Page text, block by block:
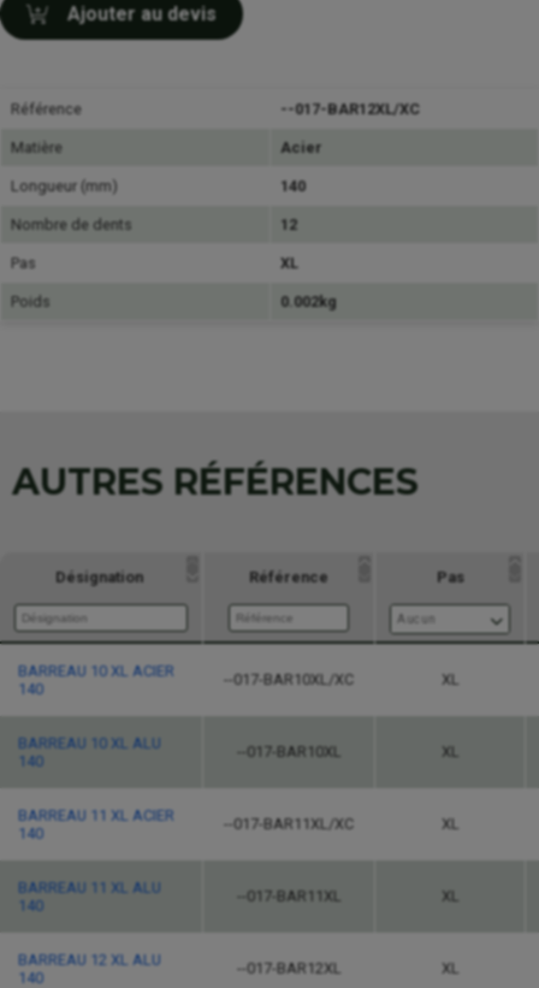
Ajouter au devis
Référence --017-BAR12XL/XC
Matière Acier
Longueur (mm) 140
Nombre de dents 12
Pas XL
Poids 0.002kg
AUTRES RÉFÉRENCES
Désignation Référence Pas
Aucun
Désignation Référence
BARREAU 10 XL ACIER
140
--017-BAR10XL/XC XL
BARREAU 10 XL ALU
140
--017-BAR10XL XL
BARREAU 11 XL ACIER
140
--017-BAR11XL/XC XL
BARREAU 11 XL ALU
140
--017-BAR11XL XL
BARREAU 12 XL ALU
140
--017-BAR12XL XL